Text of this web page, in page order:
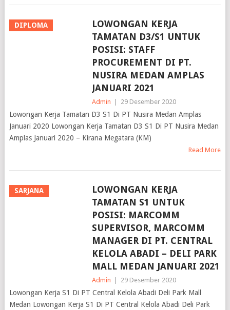
TAMATAN D3/S1 UNTUK
POSISI: STAFF
PROCUREMENT DI PT.
NUSIRA MEDAN AMPLAS
JANUARI 2021
Admin | 29 Desember 2020
Lowongan Kerja Tamatan D3 S1 Di PT Nusira Medan Amplas
Januari 2020 Lowongan Kerja Tamatan D3 S1 Di PT Nusira Medan
Amplas Januari 2020 – Kirana Megatara (KM)
TAMATAN S1 UNTUK
POSISI: MARCOMM
SUPERVISOR, MARCOMM
MANAGER DI PT. CENTRAL
KELOLA ABADI – DELI PARK
MALL MEDAN JANUARI 2021
Admin | 29 Desember 2020
Lowongan Kerja S1 Di PT Central Kelola Abadi Deli Park Mall
Medan Lowongan Kerja S1 Di PT Central Kelola Abadi Deli Park
Mall Medan – Delipark, pusat perbelanjaan